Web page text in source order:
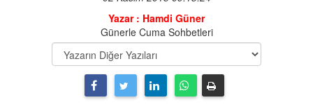
Yazar : Hamdi Güner
Günerle Cuma Sohbetleri